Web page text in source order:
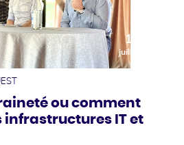
10
juillet
ou comment
infrastructures IT et